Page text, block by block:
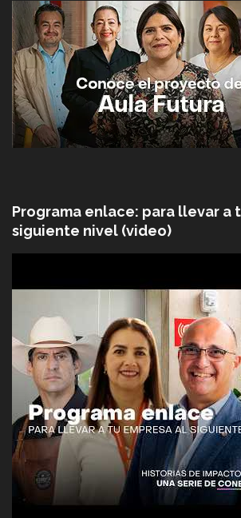
Programa enlace: para llevar a
siguiente nivel (video)